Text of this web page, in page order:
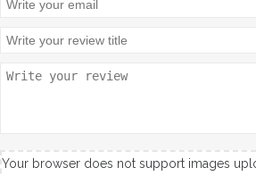
Your browser does not support images